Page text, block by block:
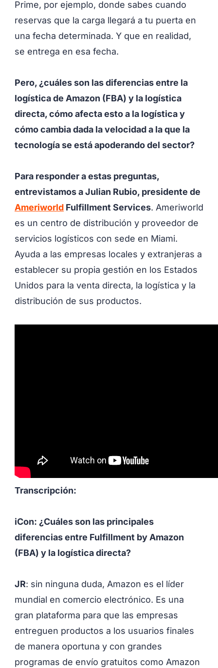
Prime, por ejemplo, donde sabes cuando
reservas que la carga llegará a tu puerta en
una fecha determinada. Y que en realidad,
se entrega en esa fecha.
Pero, ¿cuáles son las diferencias entre la
logística de Amazon (FBA) y la logística
directa, cómo afecta esto a la logística y
cómo cambia dada la velocidad a la que la
tecnología se está apoderando del sector?
Para responder a estas preguntas,
entrevistamos a Julian Rubio, presidente de
Ameriworld Fulfillment Services. Ameriworld
es un centro de distribución y proveedor de
servicios logísticos con sede en Miami.
Ayuda a las empresas locales y extranjeras a
establecer su propia gestión en los Estados
Unidos para la venta directa, la logística y la
distribución de sus productos.
Transcripción:
iCon: ¿Cuáles son las principales
diferencias entre Fulfillment by Amazon
(FBA) y la logística directa?
JR: sin ninguna duda, Amazon es el líder
mundial en comercio electrónico. Es una
gran plataforma para que las empresas
entreguen productos a los usuarios finales
de manera oportuna y con grandes
programas de envío gratuitos como Amazon